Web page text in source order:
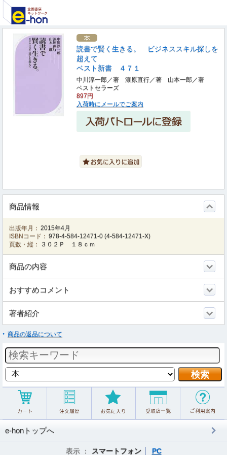
読書で賢く生きる。 ビジネススキル探しを
超えて
ベスト新書 ４７１
中川淳一郎／著 漆原直行／著 山本一郎／著
ベストセラーズ
897円
入荷時にメールでご案内
商品情報
出版年月： 2015年4月
ISBNコード： 978-4-584-12471-0 (4-584-12471-X)
頁数・縦：
３０２Ｐ １８ｃｍ
商品の内容
おすすめコメント
著者紹介
商品の返品について
e-honトップへ
表示 ： スマートフォン PC